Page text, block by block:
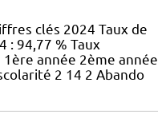
clés 2024 Taux de
: 94,77 % Taux
année 2ème année
2 14 2 Abando